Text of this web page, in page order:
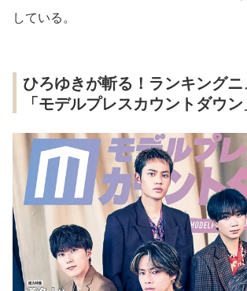
している。
ひろゆきが斬る！ランキング
「モデルプレスカウントダウン